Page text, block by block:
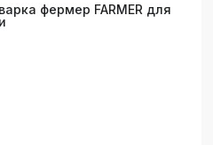
фермер FARMER для